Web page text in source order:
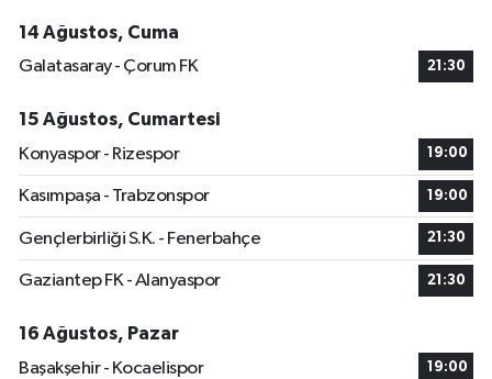
14 Ağustos, Cuma
Galatasaray - Çorum FK
21:30
15 Ağustos, Cumartesi
Konyaspor - Rizespor
19:00
Kasımpaşa - Trabzonspor 19:00
Gençlerbirliği S.K. - Fenerbahçe 21:30
Gaziantep FK - Alanyaspor 21:30
16 Ağustos, Pazar
Başakşehir - Kocaelispor
19:00